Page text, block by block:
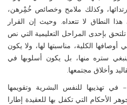
وكذلك ملامح وخصائص خُمِْرهن،
النطاق لا تتعداه. وحيث إن القرار
بإحدى المراحل التعليمية التي نص
الكلية، مناسبتها لها، ولا يكون
ستره منها، بل يكون أسلوبها في
وأخلاق مجتمعها.
تهذيبها للنفس البشرية وتقويمها
الأحكام التي تكفل بها للعقيدة إطارا